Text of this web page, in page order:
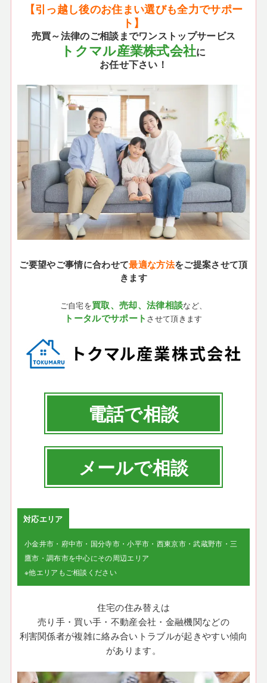
【引っ越し後のお住まい選びも全力でサポー
ト】
売買～法律のご相談までワンストップサービス
トクマル産業株式会社に
お任せ下さい！
ご要望やご事情に合わせて最適な方法をご提案させて頂
きます
ご自宅を買取、売却、法律相談など、
トータルでサポート させて頂きます
電話で相談
メールで相談
対応エリア
小金井市・府中市・国分寺市・小平市・西東京市・武蔵野市・三
鷹市・調布市を中心にその周辺エリア
※他エリアもご相談ください
住宅の住み替えは
売り手・買い手・不動産会社・金融機関などの
利害関係者が複雑に絡み合いトラブルが起きやすい傾向
があります。